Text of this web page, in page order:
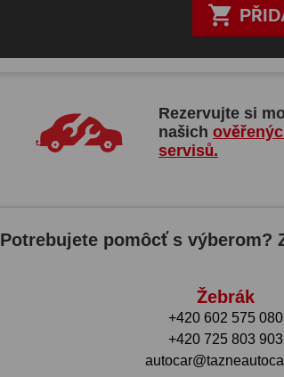

Rezervujte si
našich
servisů.
Potrebujete pomôcť s výberom?
Žebrák
+420 602 575 080
+420 725 803 903